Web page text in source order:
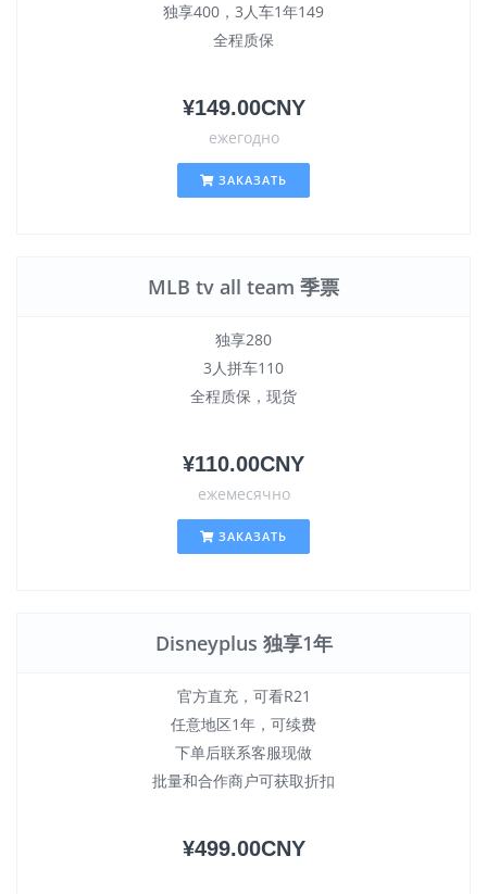
独享400，3人车1年149
全程质保
¥149.00CNY
ежегодно
ЗАКАЗАТЬ
MLB tv all team 季票
独享280
3人拼车110
全程质保，现货
¥110.00CNY
ежемесячно
ЗАКАЗАТЬ
Disneyplus 独享1年
官方直充，可看R21
任意地区1年，可续费
下单后联系客服现做
批量和合作商户可获取折扣
¥499.00CNY